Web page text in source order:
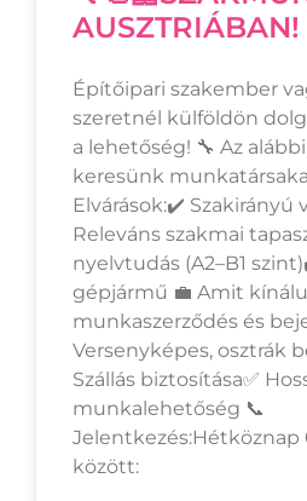
AUSZTRIÁBAN!
Építőipari szakember
szeretnél külföldön
a lehetőség! 🔧 Az
keresünk
Elvárások:✔️
Releváns szakmai
nyelvtudás (A2–B1
gépjármű 💼 Amit
munkaszerződés és
Versenyképes, osztrák
Szállás biztosítása✅
munkalehetőség 📞
Jelentkezés:Hétköznap
között: